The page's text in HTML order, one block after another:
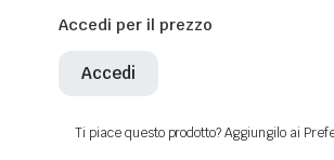
Accedi per il prezzo
Accedi